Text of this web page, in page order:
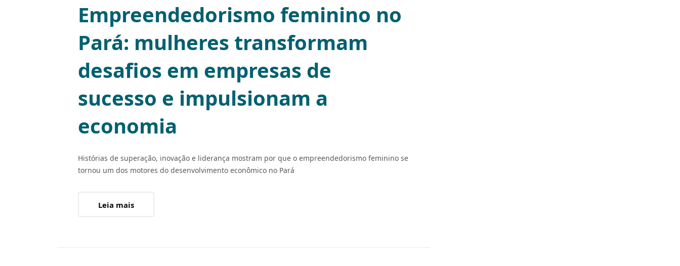
Empreendedorismo feminino no
Pará: mulheres transformam
desafios em empresas de
sucesso e impulsionam a
economia
Histórias de superação, inovação e liderança mostram por que o empreendedorismo feminino se
tornou um dos motores do desenvolvimento econômico no Pará
Leia mais